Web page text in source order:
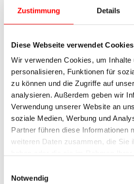
Zustimmung Details
Diese Webseite verwendet Cookies
Wir verwenden Cookies, um Inhalte
personalisieren, Funktionen für
zu können und die Zugriffe auf
analysieren. Außerdem geben wir
Verwendung unserer Website an
soziale Medien, Werbung und
Partner führen diese Informationen
weiteren Daten zusammen, die Sie
Notwendig
15 km
Nach einer morgendlichen
Sie die Insel Hydra. Die